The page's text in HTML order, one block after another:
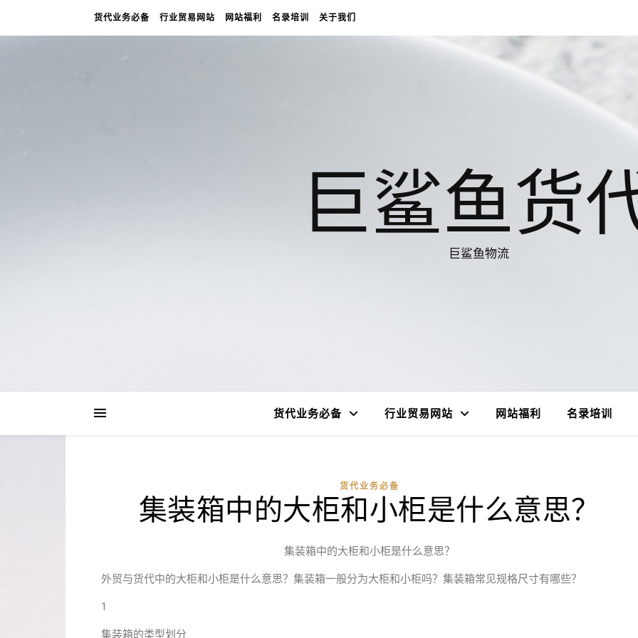
货代业务必备 行业贸易网站 网站福利 名录培训 关于我们
巨鲨鱼货
巨鲨鱼物流
货代业务必备 行业贸易网站 网站福利 名录培训
货代业务必备
集装箱中的大柜和小柜是什么意思？
集装箱中的大柜和小柜是什么意思？
外贸与货代中的大柜和小柜是什么意思？集装箱一般分为大柜和小柜吗？集装箱常见规格尺寸有哪些？
1
集装箱的类型划分